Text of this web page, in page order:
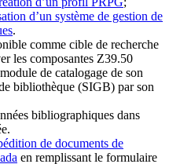
d’un système de gestion de
.
comme cible de recherche
les composantes Z39.50
de catalogage de son
bibliothèque (SIGB) par son
bibliographiques dans
de documents de
en remplissant le formulaire